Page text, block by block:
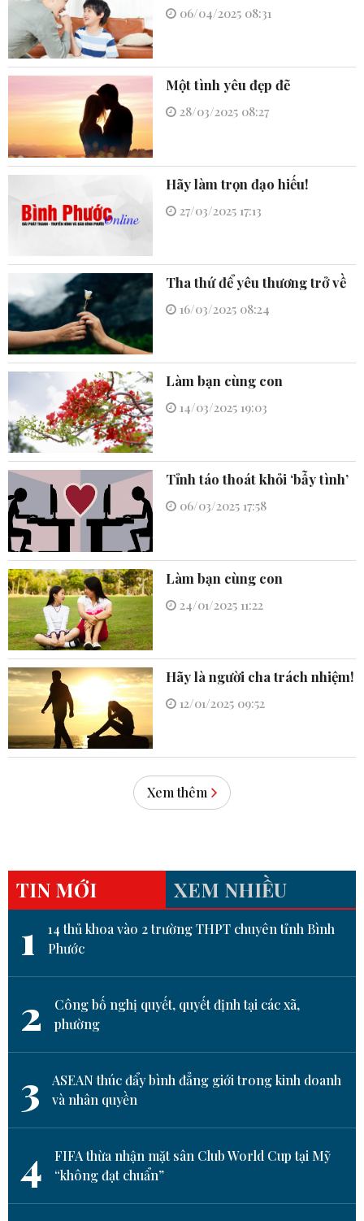
06/04/2025 08:31
Một tình yêu đẹp đẽ
28/03/2025 08:27
Hãy làm trọn đạo hiếu!
27/03/2025 17:13
Tha thứ để yêu thương trở về
16/03/2025 08:24
Làm bạn cùng con
14/03/2025 19:03
Tỉnh táo thoát khỏi ‘bẫy tình’
06/03/2025 17:58
Làm bạn cùng con
24/01/2025 11:22
Hãy là người cha trách nhiệm!
12/01/2025 09:52
Xem thêm
TIN MỚI XEM NHIỀU
1
14 thủ khoa vào 2 trường THPT chuyên tỉnh Bình
Phước
2
Công bố nghị quyết, quyết định tại các xã,
phường
3
ASEAN thúc đẩy bình đẳng giới trong kinh doanh
và nhân quyền
4
FIFA thừa nhận mặt sân Club World Cup tại Mỹ
“không đạt chuẩn”